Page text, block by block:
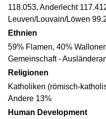
118.053, Anderlecht
Leuven/Louvain/Löwen
Ethnien
59% Flamen, 40%
Gemeinschaft -
Religionen
Katholiken (römisch-
Andere 13%
Human Development